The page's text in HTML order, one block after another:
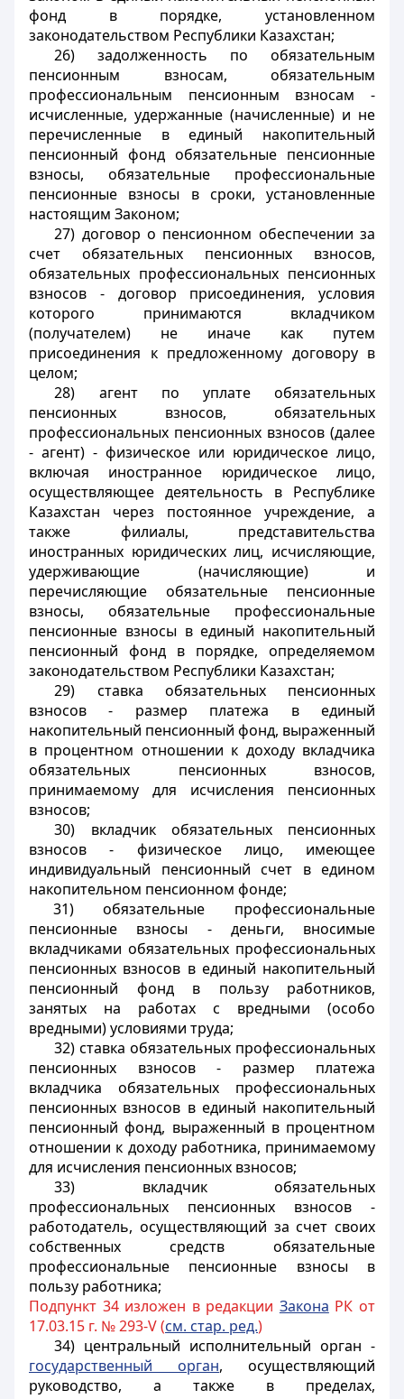
фонд в порядке, установленном
законодательством Республики Казахстан;
26) задолженность по обязательным
пенсионным взносам, обязательным
профессиональным пенсионным взносам -
исчисленные, удержанные (начисленные) и не
перечисленные в единый накопительный
пенсионный фонд обязательные пенсионные
взносы, обязательные профессиональные
пенсионные взносы в сроки, установленные
настоящим Законом;
27) договор о пенсионном обеспечении за
счет обязательных пенсионных взносов,
обязательных профессиональных пенсионных
взносов - договор присоединения, условия
которого принимаются вкладчиком
(получателем) не иначе как путем
присоединения к предложенному договору в
целом;
28) агент по уплате обязательных
пенсионных взносов, обязательных
профессиональных пенсионных взносов (далее
- агент) - физическое или юридическое лицо,
включая иностранное юридическое лицо,
осуществляющее деятельность в Республике
Казахстан через постоянное учреждение, а
также филиалы, представительства
иностранных юридических лиц, исчисляющие,
удерживающие (начисляющие) и
перечисляющие обязательные пенсионные
взносы, обязательные профессиональные
пенсионные взносы в единый накопительный
пенсионный фонд в порядке, определяемом
законодательством Республики Казахстан;
29) ставка обязательных пенсионных
взносов - размер платежа в единый
накопительный пенсионный фонд, выраженный
в процентном отношении к доходу вкладчика
обязательных пенсионных взносов,
принимаемому для исчисления пенсионных
взносов;
30) вкладчик обязательных пенсионных
взносов - физическое лицо, имеющее
индивидуальный пенсионный счет в едином
накопительном пенсионном фонде;
31) обязательные профессиональные
пенсионные взносы - деньги, вносимые
вкладчиками обязательных профессиональных
пенсионных взносов в единый накопительный
пенсионный фонд в пользу работников,
занятых на работах с вредными (особо
вредными) условиями труда;
32) ставка обязательных профессиональных
пенсионных взносов - размер платежа
вкладчика обязательных профессиональных
пенсионных взносов в единый накопительный
пенсионный фонд, выраженный в процентном
отношении к доходу работника, принимаемому
для исчисления пенсионных взносов;
33) вкладчик обязательных
профессиональных пенсионных взносов -
работодатель, осуществляющий за счет своих
собственных средств обязательные
профессиональные пенсионные взносы в
пользу работника;
Подпункт 34 изложен в редакции Закона РК от
17.03.15 г. № 293-V (см. стар. ред.)
34) центральный исполнительный орган -
государственный орган, осуществляющий
руководство, а также в пределах,